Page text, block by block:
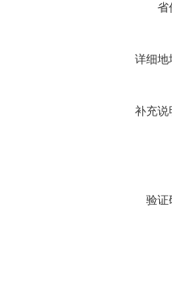
省
详细地
补充说
验证